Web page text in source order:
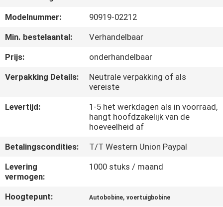
NEEM
CONTACT
OM
CITAAT
Modelnummer:
90919-02212
Min. bestelaantal:
Verhandelbaar
Prijs:
onderhandelbaar
Verpakking Details:
Neutrale verpakking of als
vereiste
Levertijd:
1-5 het werkdagen als in voorraad,
hangt hoofdzakelijk van de
hoeveelheid af
Betalingscondities:
T/T Western Union Paypal
Levering
vermogen:
1000 stuks / maand
Hoogtepunt: Autobobine,voertuigbobine